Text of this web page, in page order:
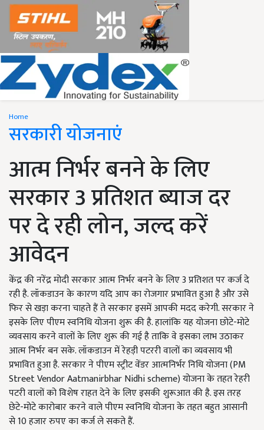
Home
सरकारी योजनाएं
आत्म निर्भर बनने के लिए
सरकार 3 प्रतिशत ब्याज दर
पर दे रही लोन, जल्द करें
आवेदन
केंद्र की नरेंद्र मोदी सरकार आत्म निर्भर बनने के लिए 3 प्रतिशत पर कर्ज दे
रही है. लॉकडाउन के कारण यदि आप का रोजगार प्रभावित हुआ है और उसे
फिर से खड़ा करना चाहते हैं ते सरकार इसमें आपकी मदद करेगी. सरकार ने
इसके लिए पीएम स्वनिधि योजना शुरू की है. हालांकि यह योजना छोटे-मोटे
व्यवसाय करने वालों के लिए शुरू की गई है ताकि वे इसका लाभ उठाकर
आत्म निर्भर बन सके. लॉकडाउन में रेहड़ी पटररी वालों का व्यवसाय भी
प्रभावित हुआ है. सरकार ने पीएम स्ट्रीट वेंडर आत्मनिर्भर निधि योजना (PM
Street Vendor Aatmanirbhar Nidhi scheme) योजना के तहत रेहरी
पटरी वालों को विशेष राहत देने के लिए इसकी शुरूआत की है. इस तरह
छेटे-मोटे कारोबार करने वाले पीएम स्वनिधि योजना के तहत बहुत आसानी
से 10 हजार रुपए का कर्ज ले सकते हैं.